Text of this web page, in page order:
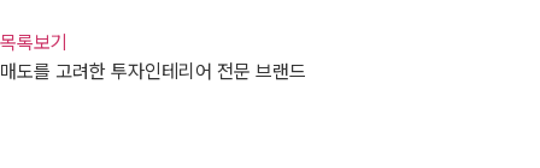
목록보기
매도를 고려한 투자인테리어 전문 브랜드